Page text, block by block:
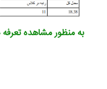
به منظور مشاهده